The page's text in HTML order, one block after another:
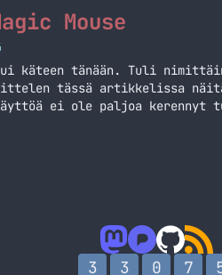
Mouse
käteen tänään. Tuli
tässä artikkelissa
ei ole paljoa
3 3 0 7